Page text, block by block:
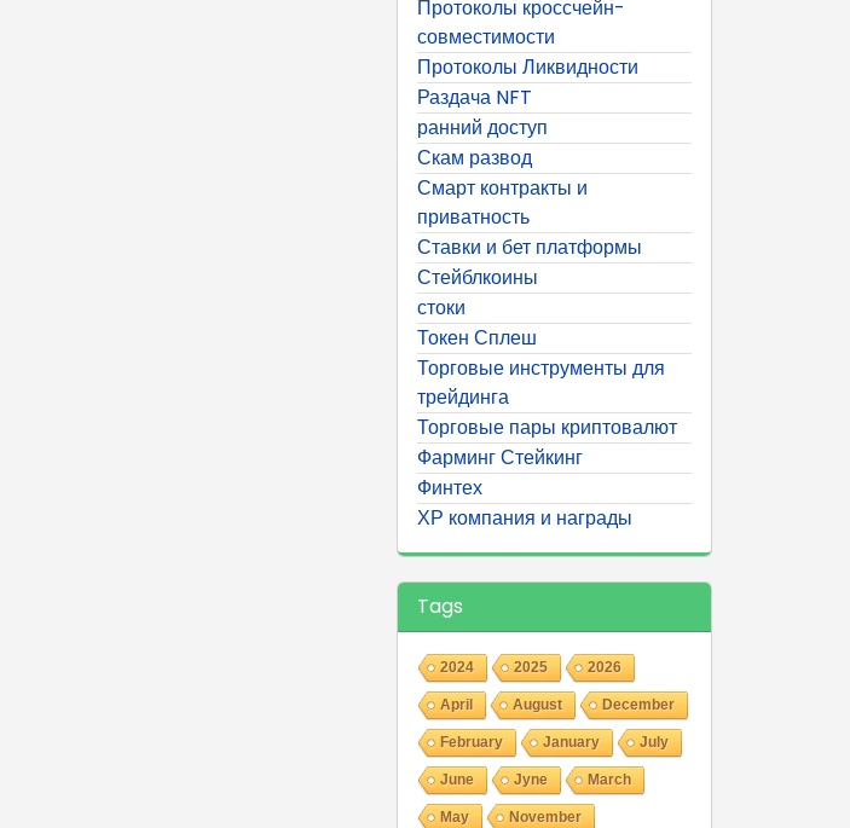
Протоколы кроссчейн-
совместимости
Протоколы Ликвидности
Раздача NFT
ранний доступ
Скам развод
Смарт контракты и
приватность
Ставки и бет платформы
Стейблкоины
стоки
Токен Сплеш
Торговые инструменты для
трейдинга
Торговые пары криптовалют
Фарминг Стейкинг
Финтех
ХР компания и награды
Tags
2024 2025 2026
April August December
February January July
June Jyne March
May November